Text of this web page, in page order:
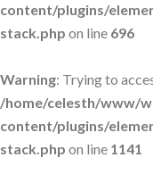
content/plugins/
stack.php on line 696
Warning: Trying to
/home/celesth/www/
content/plugins/
stack.php on line 1141